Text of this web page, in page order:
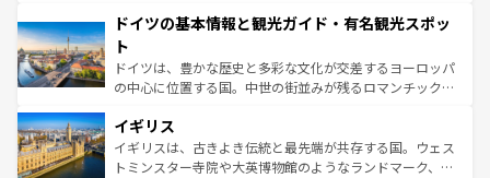
せる。地方によって風土や気候が異なるスペインはその個
ンテンツ一覧 を参照してほしい。
で、幅広い魅力が詰まっている。華麗な宮殿、歴史的な大
聖堂、美しいビーチ、そして豊かな自然が、訪れる者を心
から魅了する。また、フランスは美食の国としても知ら
れ、フランス料理はユネスコ無形文化遺産にも登録されて
香り高いラベンダー畑など、多彩な楽しみ方が可能だ。さ
らに、パリ以外の地域にも魅力が溢れており、どの街角に
も豊かな歴史と文化が息づいている。パリ以外の個性あふ
ドイツの基本情報と観光ガイド・有名観光スポッ
ト
ドイツは、豊かな歴史と多彩な文化が交差するヨーロッパ
の中心に位置する国。中世の街並みが残るロマンチック街
顔を持つこの国は、どこを歩いても飽きることがない。ベ
ルリンの文化的活気、バイエルン州のアルプスの絶景、そ
してライン川沿いのワイン畑といった風景は必見。ビール
イギリス
イギリスは、古きよき伝統と最先端が共存する国。ウェス
トミンスター寺院や大英博物館のようなランドマーク、歴